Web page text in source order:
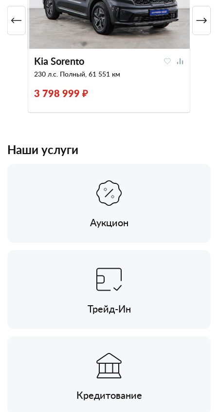
Kia Sorento
230 л.с. Полный, 61 551 км
3 798 999 ₽
Наши услуги
Аукцион
Трейд-Ин
Кредитование